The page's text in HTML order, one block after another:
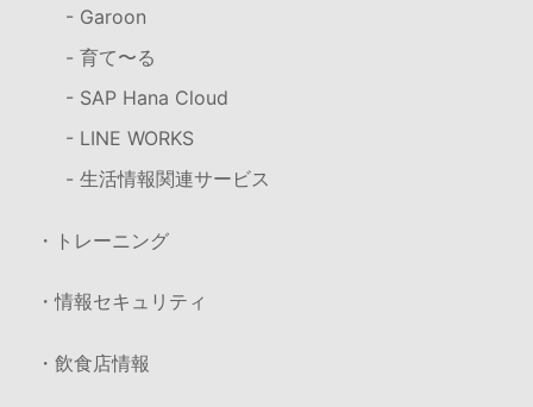
- Garoon
- 育て〜る
- SAP Hana Cloud
- LINE WORKS
- 生活情報関連サービス
・トレーニング
・情報セキュリティ
・飲食店情報